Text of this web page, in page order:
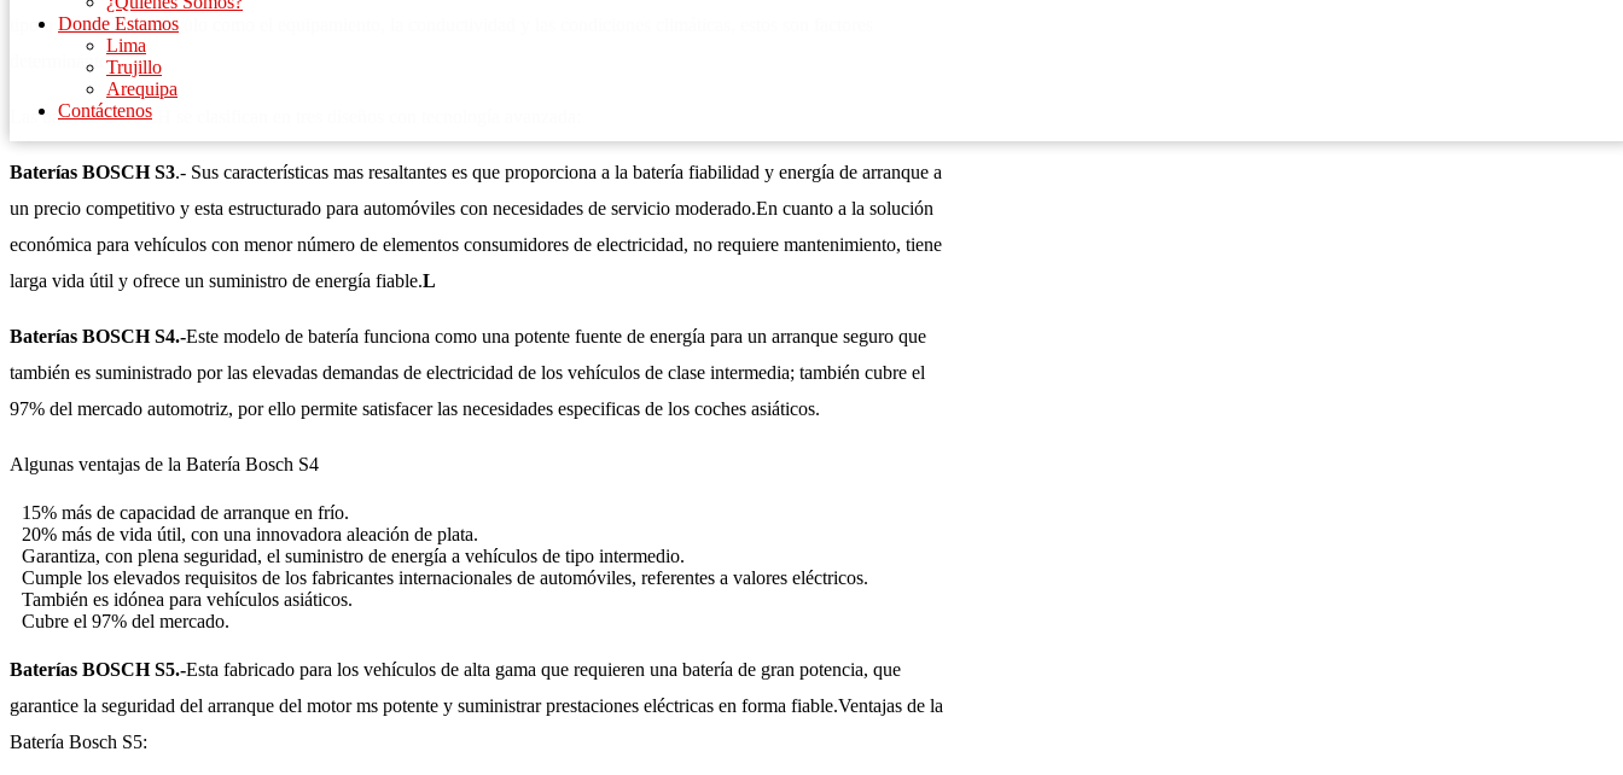
Donde Estamos
Lima
Trujillo
Arequipa
Contáctenos
tipo o modelo de vehículo como el equipamiento, la conductividad y las condiciones climáticas, estos son factores
determinantes
Las baterías BOSCH se clasifican en tres diseños con tecnología avanzada:
Baterías BOSCH S3.- Sus características mas resaltantes es que proporciona a la batería fiabilidad y energía de arranque a
un precio competitivo y esta estructurado para automóviles con necesidades de servicio moderado.En cuanto a la solución
económica para vehículos con menor número de elementos consumidores de electricidad, no requiere mantenimiento, tiene
larga vida útil y ofrece un suministro de energía fiable.L
Baterías BOSCH S4.-Este modelo de batería funciona como una potente fuente de energía para un arranque seguro que
también es suministrado por las elevadas demandas de electricidad de los vehículos de clase intermedia; también cubre el
97% del mercado automotriz, por ello permite satisfacer las necesidades especificas de los coches asiáticos.
Algunas ventajas de la Batería Bosch S4
15% más de capacidad de arranque en frío.
20% más de vida útil, con una innovadora aleación de plata.
Garantiza, con plena seguridad, el suministro de energía a vehículos de tipo intermedio.
Cumple los elevados requisitos de los fabricantes internacionales de automóviles, referentes a valores eléctricos.
También es idónea para vehículos asiáticos.
Cubre el 97% del mercado.
Baterías BOSCH S5.-Esta fabricado para los vehículos de alta gama que requieren una batería de gran potencia, que
garantice la seguridad del arranque del motor ms potente y suministrar prestaciones eléctricas en forma fiable.Ventajas de la
Batería Bosch S5: